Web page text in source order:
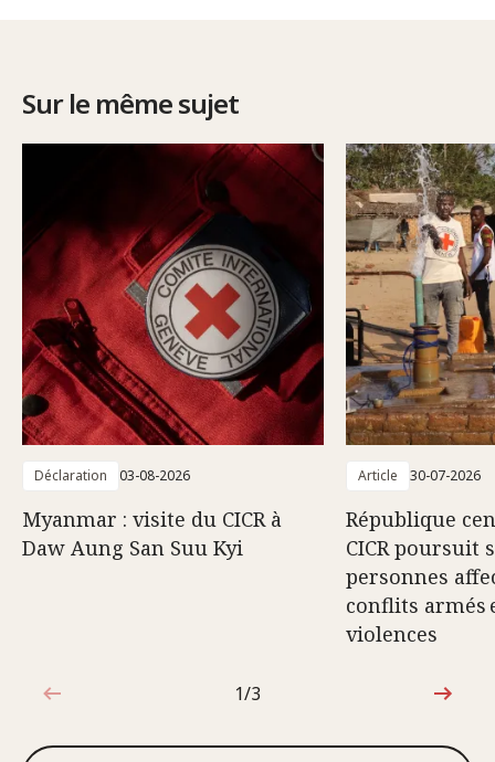
Sur le même sujet
Déclaration 03-08-2026
Myanmar : visite du CICR à
Daw Aung San Suu Kyi
Article 30-07-2026
République
CICR poursuit
personnes
conflits armés
violences
1sur3
1/3